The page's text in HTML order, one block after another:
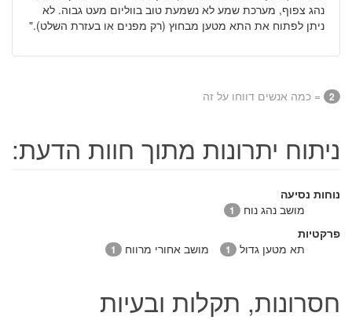
נהג צפוף, מערכת שמע לא נשמעת טוב בווליום מעט גבוה. לא
ניתן לפתוח את התא מטען מבחוץ (רק מפנים או בעזרת השלט)."
2 = כמה אנשים דווחו על זה
ניתוח יתרונות מתוך חוות הדעת:
נוחות נסיעה
מושב נהג נוח
1
פרקטיות
תא מטען גדול
1 מושב אחורי מרווח 1
חסרונות, תקלות ובעיות